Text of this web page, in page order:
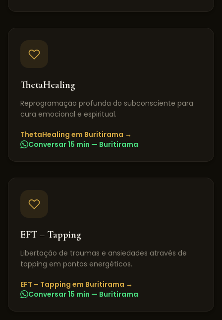
ThetaHealing
Reprogramação profunda do subconsciente para
cura emocional e espiritual.
ThetaHealing em Buritirama →
Conversar 15 min — Buritirama
EFT – Tapping
Libertação de traumas e ansiedades através de
tapping em pontos energéticos.
EFT – Tapping em Buritirama →
Conversar 15 min — Buritirama